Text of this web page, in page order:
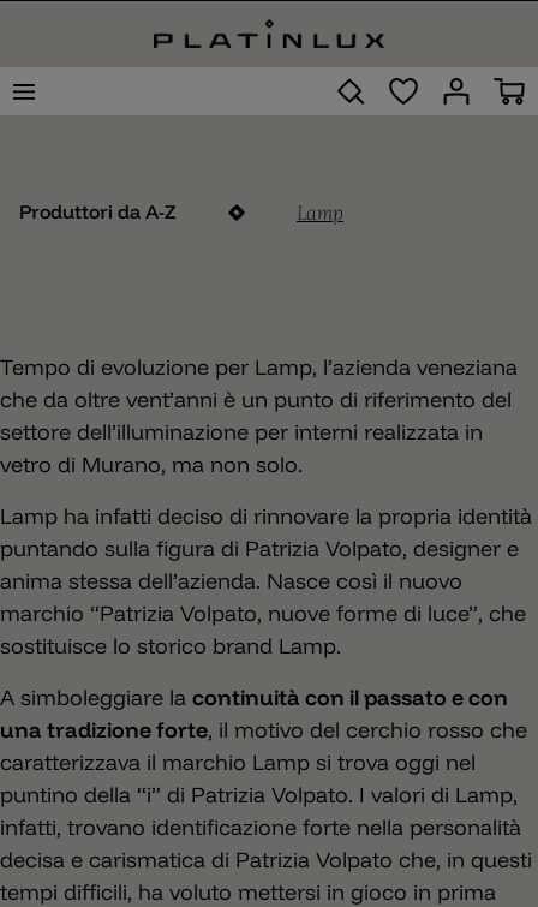
Produttori da A-Z Lamp
Tempo di evoluzione per Lamp, l’azienda veneziana
che da oltre vent’anni è un punto di riferimento del
settore dell’illuminazione per interni realizzata in
vetro di Murano, ma non solo.
Lamp ha infatti deciso di rinnovare la propria identità
puntando sulla figura di Patrizia Volpato, designer e
anima stessa dell’azienda. Nasce così il nuovo
marchio “Patrizia Volpato, nuove forme di luce”, che
sostituisce lo storico brand Lamp.
A simboleggiare la continuità con il passato e con
una tradizione forte, il motivo del cerchio rosso che
caratterizzava il marchio Lamp si trova oggi nel
puntino della “i” di Patrizia Volpato. I valori di Lamp,
infatti, trovano identificazione forte nella personalità
decisa e carismatica di Patrizia Volpato che, in questi
tempi difficili, ha voluto mettersi in gioco in prima